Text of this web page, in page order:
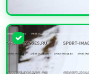
УВЕЛИЧИТЬ